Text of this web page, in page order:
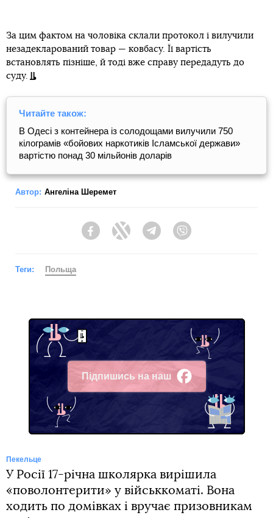
За цим фактом на чоловіка склали протокол і вилучили
незадекларований товар — ковбасу. Її вартість
встановлять пізніше, й тоді вже справу передадуть до
суду.
Читайте також:
В Одесі з контейнера із солодощами вилучили 750
кілограмів «бойових наркотиків Ісламської держави»
вартістю понад 30 мільйонів доларів
Автор: Ангеліна Шеремет
FacebookTwitter Telegram
Теги: Польща
Підпишись на наш
Facebook
Пекельце
У Росії 17-річна школярка вирішила
«поволонтерити» у військкоматі. Вона
ходить по домівках і вручає призовникам